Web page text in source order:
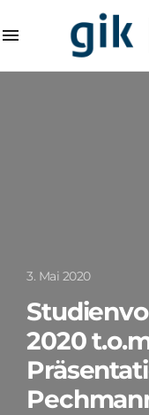
3. Mai 2020
2020